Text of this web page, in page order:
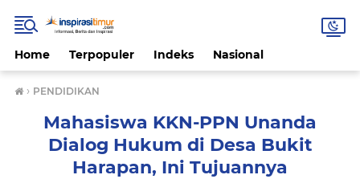
Home Terpopuler Indeks Nasional
› PENDIDIKAN
Mahasiswa KKN-PPN Unanda
Dialog Hukum di Desa Bukit
Harapan, Ini Tujuannya